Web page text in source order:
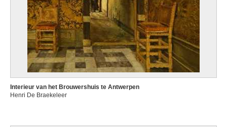
Interieur van het Brouwershuis te Antwerpen
Henri De Braekeleer